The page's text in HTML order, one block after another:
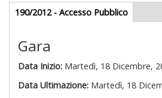
Gare appalti
190/2012 - Accesso Pubblico(scheda
attiva)
Gara
Data Inizio: Martedì, 18 Dicembre,
Data Ultimazione: Martedì, 18